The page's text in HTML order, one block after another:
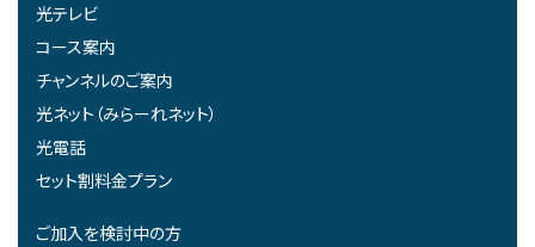
光テレビ
コース案内
チャンネルのご案内
光ネット（みらーれネット）
光電話
セット割料金プラン
ご加入を検討中の方